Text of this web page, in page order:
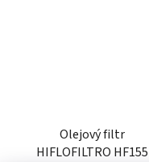
Olejový filtr
HIFLOFILTRO HF155